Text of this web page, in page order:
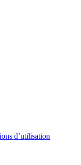
d’utilisation